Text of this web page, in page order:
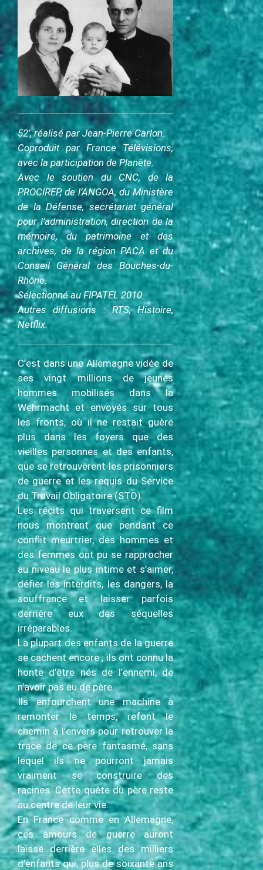
i
a
l
52’, réalisé par Jean-Pierre Carlon.
Coproduit par France Télévisions,
avec la participation de Planète.
Avec le soutien du CNC, de la
PROCIREP, de l’ANGOA, du Ministère
de la Défense, secrétariat général
pour l’administration, direction de la
mémoire, du patrimoine et des
archives, de la région PACA et du
Conseil Général des Bouches-du-
Rhône.
Sélectionné au FIPATEL 2010.
Autres diffusions : RTS, Histoire,
Netflix.
C’est dans une Allemagne vidée de
ses vingt millions de jeunes
hommes mobilisés dans la
Wehrmacht et envoyés sur tous
les fronts, où il ne restait guère
plus dans les foyers que des
vieilles personnes et des enfants,
que se retrouvèrent les prisonniers
de guerre et les requis du Service
du Travail Obligatoire (STO).
Les récits qui traversent ce film
nous montrent que pendant ce
conflit meurtrier, des hommes et
des femmes ont pu se rapprocher
au niveau le plus intime et s’aimer,
défier les interdits, les dangers, la
souffrance et laisser parfois
derrière eux des séquelles
irréparables.
La plupart des enfants de la guerre
se cachent encore ; ils ont connu la
honte d’être nés de l’ennemi, de
n’avoir pas eu de père…
Ils enfourchent une machine à
remonter le temps, refont le
chemin à l’envers pour retrouver la
trace de ce père fantasmé, sans
lequel ils ne pourront jamais
vraiment se construire des
racines. Cette quête du père reste
au centre de leur vie.
En France comme en Allemagne,
ces amours de guerre auront
laissé derrière elles des milliers
d’enfants qui, plus de soixante ans